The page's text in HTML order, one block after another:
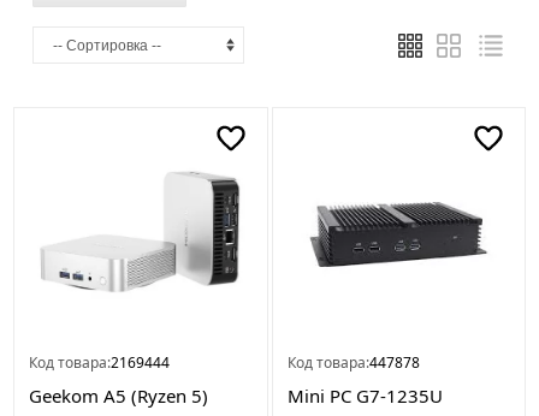
Код товара:2169444
Geekom A5 (Ryzen 5)
Код товара:447878
Mini PC G7-1235U